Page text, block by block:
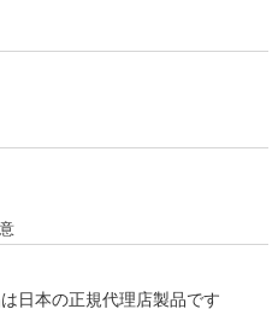
日本の正規代理店製品です